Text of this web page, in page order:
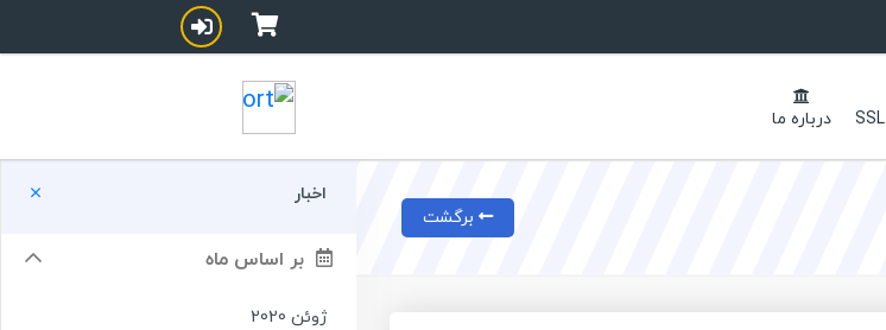
درباره ما
اخبار
بر اساس ماه
ژوئن 2020
برگشت